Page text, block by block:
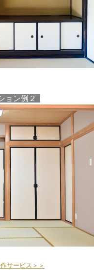
ョン例２
サービス＞＞